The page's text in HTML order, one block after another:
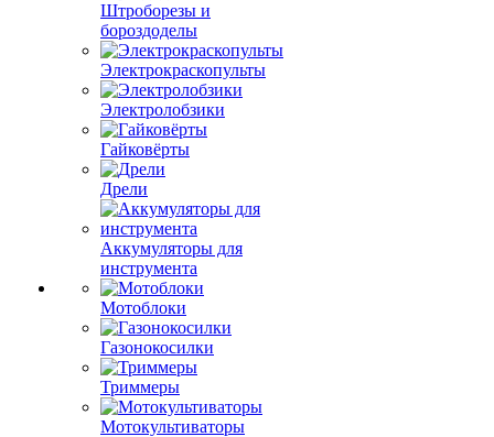
Штроборезы и
бороздоделы
Электрокраскопульты
Электролобзики
Гайковёрты
Дрели
Аккумуляторы для
инструмента
Мотоблоки
Газонокосилки
Триммеры
Мотокультиваторы